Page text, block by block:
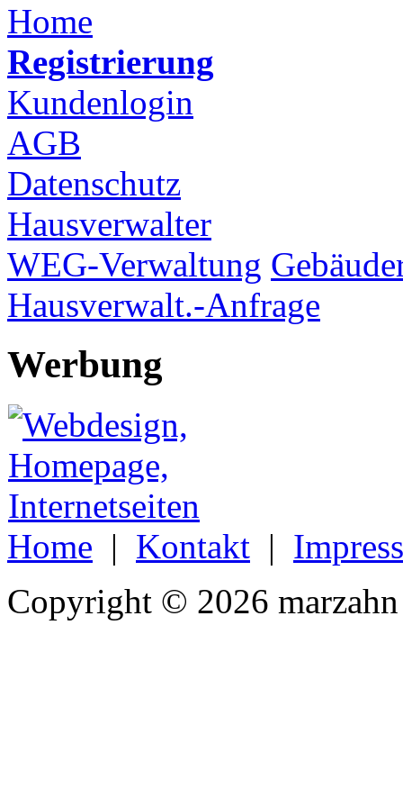
Home
Registrierung
Kundenlogin
AGB
Datenschutz
Hausverwalter
WEG-Verwaltung
Hausverwalt.-Anfrage
Werbung
Home | Kontakt |
Copyright © 2026